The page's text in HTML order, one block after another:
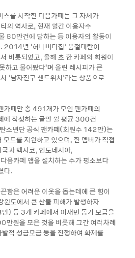
를 시작한 다음카페는 그 자체가
의 역사로, 현재 월간 이용자수
60만건에 달하는 등 이용자의 활동이
2014년 ‘허니버터칩’ 품절대란이
비롯되었고, 올해 초 한 카페의 회원이
하고 물어봤다’며 올린 레시피가 큰
‘남자친구 샌드위치’라는 상품으로
카페만 총 491개가 모인 팬카페의
에 작성하는 글만 월 평균 300건
소년단 공식 팬카페(회원수 142만)는
모드를 지원하고 있으며, 한 멤버가 직접
과 멕시코, 인도네시아,
음카페 앱을 설치하는 수가 평소보다
다.
함은 어려운 이웃을 돕는데에 큰 힘이
원도에서 큰 산불 피해가 발생하자
) 등 3개 카페에서 이재민 돕기 모금을
원을 모은 것을 비롯해 그간 여러차례
적 성금모금 등을 진행하여 화제를